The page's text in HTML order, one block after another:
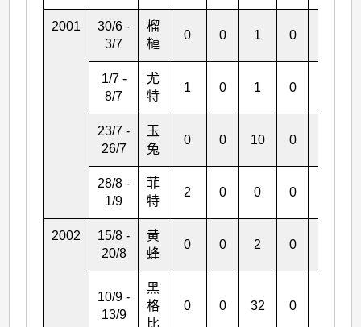
2001
30/6 -
3/7
榴
槤
0 0 1 0
1/7 -
8/7
尤
特
1 0 1 0
23/7 -
26/7
玉
兔
0 0 10 0
28/8 -
1/9
菲
特
2 0 0 0
2002
15/8 -
20/8
黄
蜂
0 0 2 0
10/9 -
13/9
黑
格
比
0 0 32 0